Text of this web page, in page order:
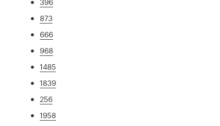
873
666
968
1485
1839
256
1958